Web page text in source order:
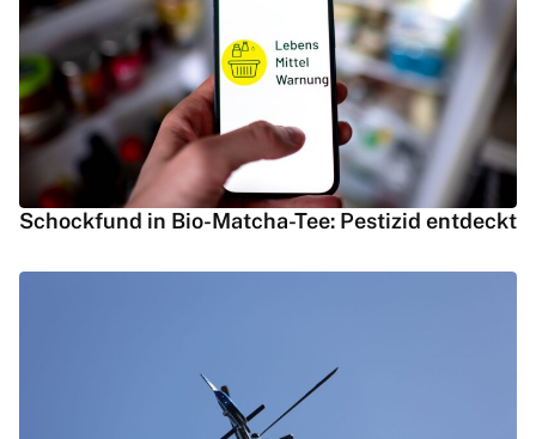
Schockfund in Bio-Matcha-Tee: Pestizid entdeckt